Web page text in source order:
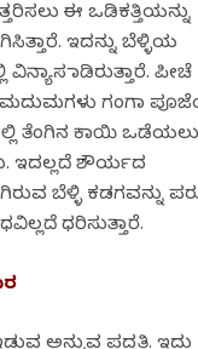
ಈ ಒಡಿಕತ್ತಿಯನ್ನು
ಇದನ್ನು ಬೆಳ್ಳಿಯ
ವಿನ್ಯಾಸ ಮಾಡಿರುತ್ತಾರೆ. ಪೀಚೆ
ಮದುಮಗಳು ಗಂಗಾ
ತೆಂಗಿನ ಕಾಯಿ ಒಡೆಯಲು
ಇದಲ್ಲದೆ ಶೌರ್ಯದ
ಬೆಳ್ಳಿ ಕಡಗವನ್ನು
ಧರಿಸುತ್ತಾರೆ.